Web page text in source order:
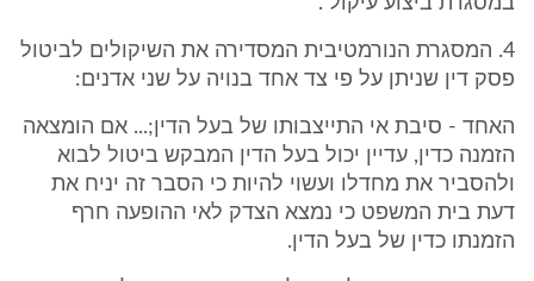
4. המסגרת הנורמטיבית המסדירה את השיקולים לביטול
פסק דין שניתן על פי צד אחד בנויה על שני אדנים:
האחד - סיבת אי התייצבותו של בעל הדין;... אם הומצאה
הזמנה כדין, עדיין יכול בעל הדין המבקש ביטול לבוא
ולהסביר את מחדלו ועשוי להיות כי הסבר זה יניח את
דעת בית המשפט כי נמצא הצדק לאי ההופעה חרף
הזמנתו כדין של בעל הדין.